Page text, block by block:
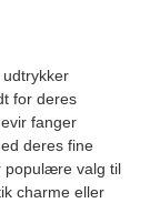
for deres
fanger
deres fine
populære valg til
charme eller